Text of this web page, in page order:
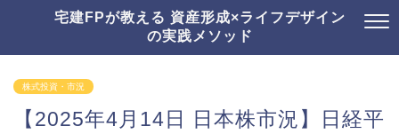
宅建FPが教える 資産形成×ライフデザイン
の実践メソッド
株式投資・市況
【2025年4月14日 日本株市況】日経平